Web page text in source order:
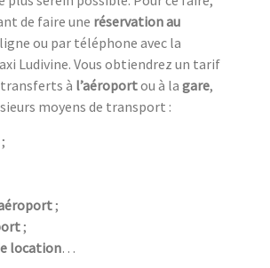
de faire une réservation au
ou par téléphone avec la
Ludivine. Vous obtiendrez un tarif
à l’aéroportou à la gare,
moyens de transport :
;
;
;
location…